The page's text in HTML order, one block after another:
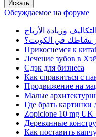
Обсуждаемое на форуме
وزيادة الأرباح
نشاطك في الكويت؟
Прикоснемся к
Лечение зубов в
Сдэк для бизнеса
Как справиться с
Продвижение на
Малые
Где брать картинки
Zopiclone 10 mg UK
Деревянные
Как поставить